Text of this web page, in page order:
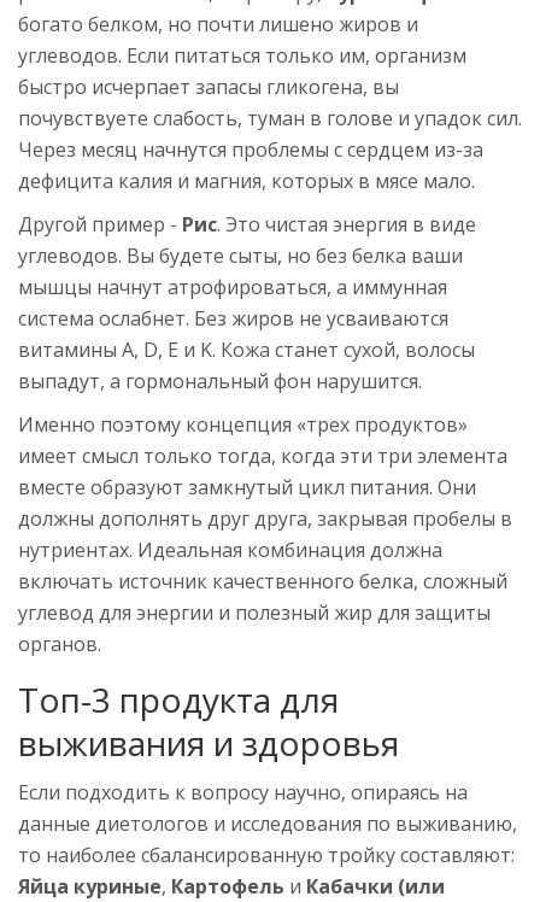
богато белком, но почти лишено жиров и
углеводов. Если питаться только им, организм
быстро исчерпает запасы гликогена, вы
почувствуете слабость, туман в голове и упадок сил.
Через месяц начнутся проблемы с сердцем из-за
дефицита калия и магния, которых в мясе мало.
Другой пример - Рис. Это чистая энергия в виде
углеводов. Вы будете сыты, но без белка ваши
мышцы начнут атрофироваться, а иммунная
система ослабнет. Без жиров не усваиваются
витамины A, D, E и K. Кожа станет сухой, волосы
выпадут, а гормональный фон нарушится.
Именно поэтому концепция «трех продуктов»
имеет смысл только тогда, когда эти три элемента
вместе образуют замкнутый цикл питания. Они
должны дополнять друг друга, закрывая пробелы в
нутриентах. Идеальная комбинация должна
включать источник качественного белка, сложный
углевод для энергии и полезный жир для защиты
органов.
Топ-3 продукта для
выживания и здоровья
Если подходить к вопросу научно, опираясь на
данные диетологов и исследования по выживанию,
то наиболее сбалансированную тройку составляют:
Яйца куриные, Картофель и Кабачки (или